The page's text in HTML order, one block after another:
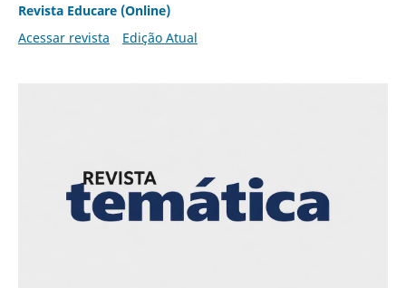
Revista Educare (Online)
Acessar revista
Edição Atual